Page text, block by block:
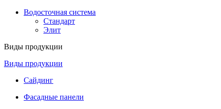
Водосточная система
Стандарт
Элит
Виды продукции
Виды продукции
Сайдинг
Фасадные панели